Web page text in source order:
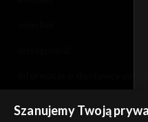
Szanujemy Twoją